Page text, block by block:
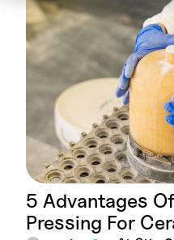
5 Advantages
Pressing For